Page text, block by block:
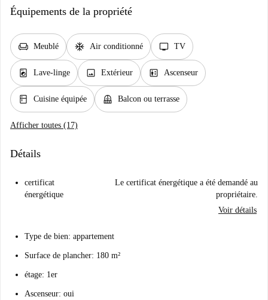
Équipements de la propriété
chair Meublé ac_unit Air conditionné tv TV
local_laundry_service Lave-linge image Extérieur elevator Ascenseur
kitchen Cuisine équipée balcony Balcon ou terrasse
Afficher toutes (17)
Détails
certificat
énergétique
Le certificat énergétique a été demandé au
propriétaire.
Voir détails
Type de bien: appartement
Surface de plancher: 180 m²
étage: 1er
Ascenseur: oui